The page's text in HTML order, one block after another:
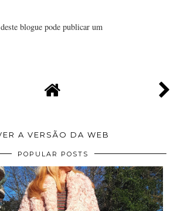
blogue pode publicar um
A VERSÃO DA WEB
POPULAR POSTS